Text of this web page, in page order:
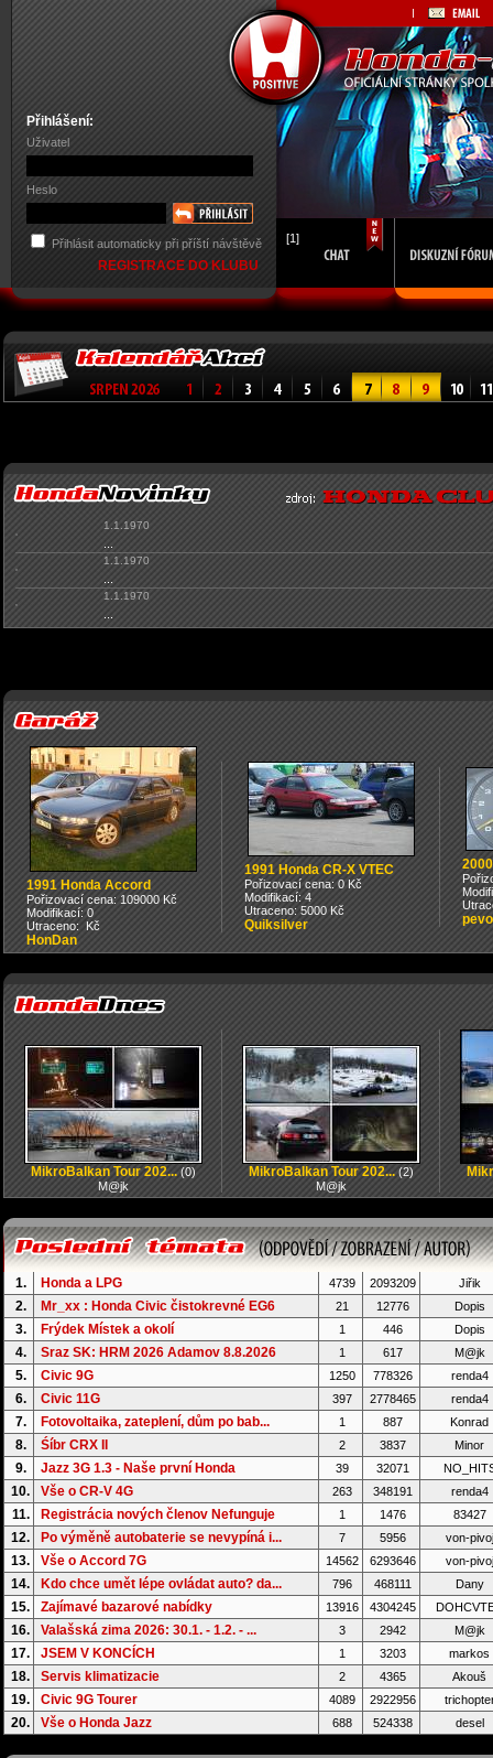
Přihlášení:
Uživatel
Heslo
Přihlásit automaticky při příští návštěvě
REGISTRACE DO KLUBU
[1]
1.1.1970
1.1.1970
1.1.1970
1991 Honda Accord
Pořizovací cena: 109000 Kč
Modifikací: 0
Utraceno: Kč
HonDan
1991 Honda CR-X VTEC
Pořizovací cena: 0 Kč
Modifikací: 4
Utraceno: 5000 Kč
Quiksilver
MikroBalkan Tour 202...(0)
M@jk
MikroBalkan Tour 202...(2)
M@jk
1. Honda a LPG 4739 2093209 Jiřik
2. Mr_xx : Honda Civic čistokrevné EG6 21 12776 Dopis
3. Frýdek Místek a okolí 1 446 Dopis
4. Sraz SK: HRM 2026 Adamov 8.8.2026 1 617 M@jk
5. Civic 9G 1250 778326 renda4
6. Civic 11G 397 2778465 renda4
7. Fotovoltaika, zateplení, dům po bab... 1 887 Konrad
8. Śíbr CRX II 2 3837 Minor
9. Jazz 3G 1.3 - Naše první Honda 39 32071
10. Vše o CR-V 4G 263 348191 renda4
11. Registrácia nových členov Nefunguje 1 1476 83427
12. Po výměně autobaterie se nevypíná i... 7 5956 von-pivoj
13. Vše o Accord 7G 14562 6293646 von-pivoj
14. Kdo chce umět lépe ovládat auto? da... 796 468111 Dany
15. Zajímavé bazarové nabídky 13916 4304245
16. Valašská zima 2026: 30.1. - 1.2. - ... 3 2942 M@jk
17. JSEM V KONCÍCH 1 3203 markos
18. Servis klimatizacie 2 4365 Akouš
19. Civic 9G Tourer 4089 2922956
20. Vše o Honda Jazz 688 524338 desel